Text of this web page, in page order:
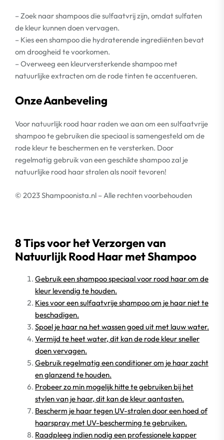
– Zoek naar shampoos die sulfaatvrij zijn, omdat sulfaten
de kleur kunnen doen vervagen.
– Kies een shampoo die hydraterende ingrediënten bevat
om droogheid te voorkomen.
– Overweeg een kleurversterkende shampoo met
natuurlijke extracten om de rode tinten te accentueren.
Onze Aanbeveling
Voor natuurlijk rood haar raden we aan om een sulfaatvrije
shampoo te gebruiken die speciaal is samengesteld om de
rode kleur te beschermen en te versterken. Door
regelmatig gebruik van een geschikte shampoo zal je
natuurlijke rood haar stralen als nooit tevoren!
© 2023 Shampoonista.nl – Alle rechten voorbehouden
8 Tips voor het Verzorgen van
Natuurlijk Rood Haar met Shampoo
Gebruik een shampoo speciaal voor rood haar om de
kleur levendig te houden.
Kies voor een sulfaatvrije shampoo om je haar niet te
beschadigen.
Spoel je haar na het wassen goed uit met lauw water.
Vermijd te heet water, dit kan de rode kleur sneller
doen vervagen.
Gebruik regelmatig een conditioner om je haar zacht
en glanzend te houden.
Probeer zo min mogelijk hitte te gebruiken bij het
stylen van je haar, dit kan de kleur aantasten.
Bescherm je haar tegen UV-stralen door een hoed of
haarspray met UV-bescherming te gebruiken.
Raadpleeg indien nodig een professionele kapper